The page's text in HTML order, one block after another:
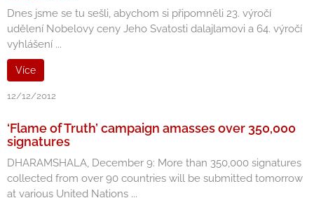
Dnes jsme se tu sešli, abychom si připomněli 23. výročí
udělení Nobelovy ceny Jeho Svatosti dalajlamovi a 64. výročí
vyhlášení ...
Více
12/12/2012
‘Flame of Truth’ campaign amasses over 350,000
signatures
DHARAMSHALA, December 9: More than 350,000 signatures
collected from over 90 countries will be submitted tomorrow
at various United Nations ...